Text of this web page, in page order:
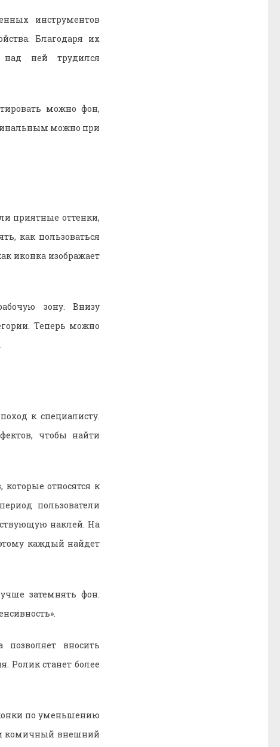
инструментов
Благодаря их
над ней трудился
можно фон,
можно при
приятные оттенки,
как пользоваться
иконка изображает
зону. Внизу
Теперь можно
к специалисту.
чтобы найти
относятся к
пользователи
наклей. На
каждый найдет
затемнять фон.
вносить
Ролик станет более
по уменьшению
комичный внешний